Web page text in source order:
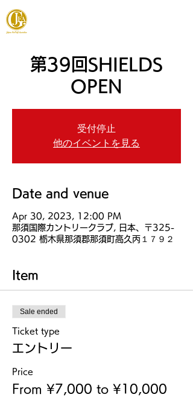
第39回SHIELDS
OPEN
受付停止
他のイベントを見る
Date and venue
Apr 30, 2023, 12:00 PM
那須国際カントリークラブ, 日本、〒325-
0302 栃木県那須郡那須町高久丙１７９２
Item
Sale ended
Ticket type
エントリー
Price
From ¥7,000 to ¥10,000